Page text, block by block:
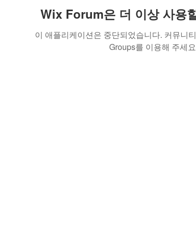
Wix Forum은 더 이상 사용
이 애플리케이션은 중단되었습니다. 커뮤니
Groups를 이용해 주세